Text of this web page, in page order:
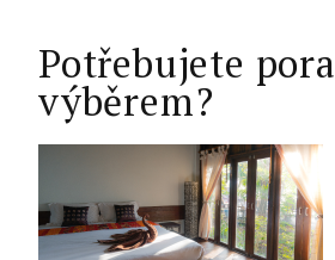
Potřebujete
výběrem?